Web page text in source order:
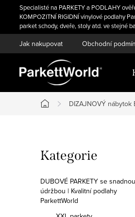
Specialisté na PARKETY a PODLAHY
KOMPOZITNÍ RIGIDNÍ vinylové podlahy
parket schody, dveře, stoly atd. ve stejné
Jak nakupovat Obchodní
Domů
DIZAJNOVÝ nábytok
o
s
t
Přeskočit
kategorie
Kategorie
DUBOVÉ PARKETY se snadnou
údržbou | Kvalitní podlahy
ParkettWorld